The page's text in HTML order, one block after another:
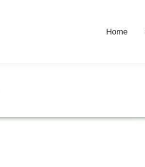
Home